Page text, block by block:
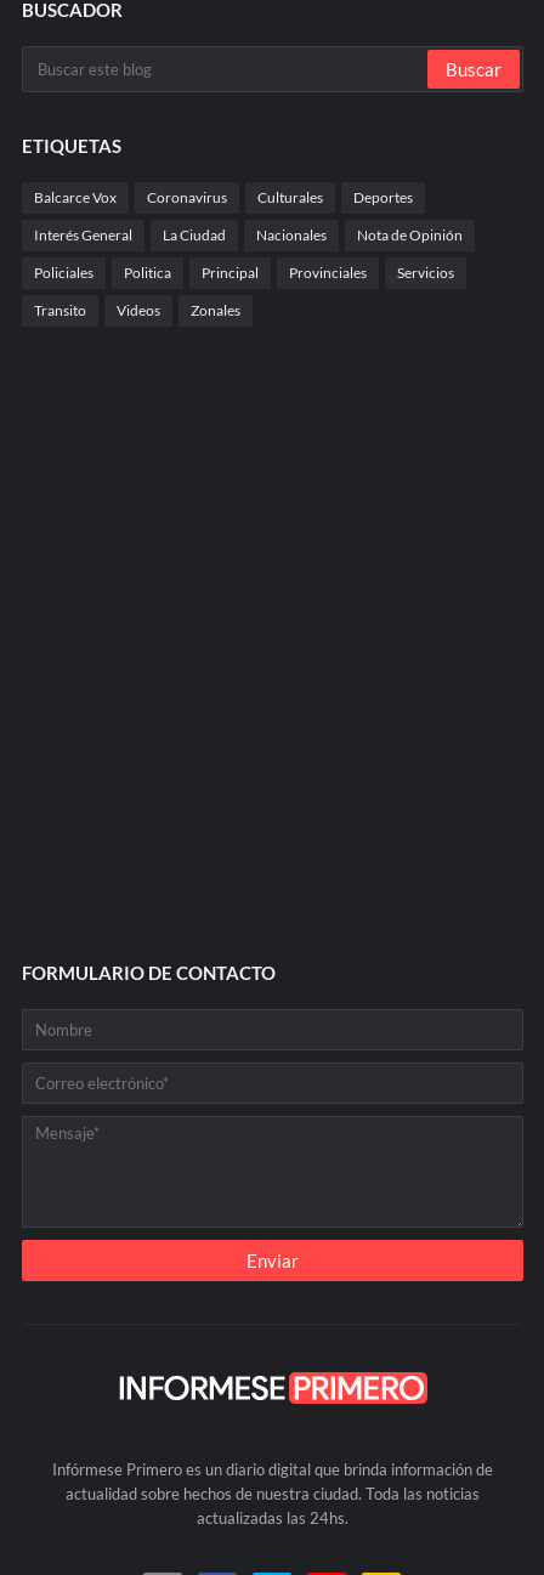
BUSCADOR
ETIQUETAS
Balcarce Vox Coronavirus Culturales Deportes
Interés General La Ciudad Nacionales Nota de Opinión
Policiales Politica Principal Provinciales Servicios
Transito Videos Zonales
FORMULARIO DE CONTACTO
Infórmese Primero es un diario digital que brinda información de
actualidad sobre hechos de nuestra ciudad. Toda las noticias
actualizadas las 24hs.